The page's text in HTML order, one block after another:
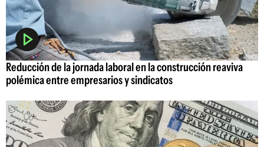
Reducción de la jornada laboral en la construcción reaviva
polémica entre empresarios y sindicatos